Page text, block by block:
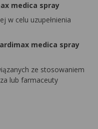
medica spray
w celu uzupełnienia
medica spray
ze stosowaniem
lub farmaceuty